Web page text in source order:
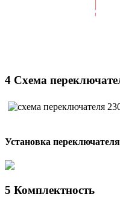
4 Схема
Установка
5 Комплектность